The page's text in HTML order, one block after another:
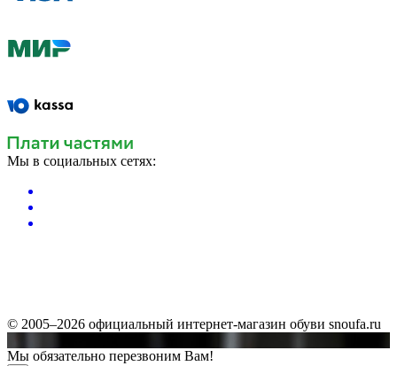
Мы в социальных сетях:
© 2005–2026 официальный интернет-магазин обуви snoufa.ru
Мы обязательно перезвоним Вам!